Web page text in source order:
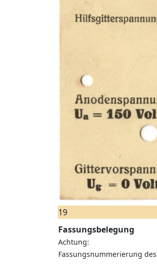
19
Fassungsbelegung
Achtung:
Fassungsnummerierung